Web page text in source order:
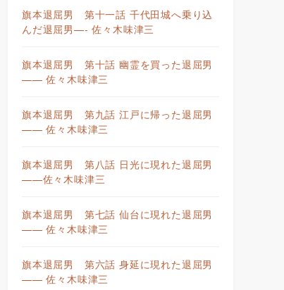
旗本退屈男 第十一話 千代田城へ乗り込
んだ退屈男—- 佐々木味津三
旗本退屈男 第十話 幽霊を買った退屈男
—— 佐々木味津三
旗本退屈男 第九話 江戸に帰った退屈男
—— 佐々木味津三
旗本退屈男 第八話 日光に現れた退屈男
——佐々木味津三
旗本退屈男 第七話 仙台に現れた退屈男
—— 佐々木味津三
旗本退屈男 第六話 身延に現れた退屈男
—— 佐々木味津三